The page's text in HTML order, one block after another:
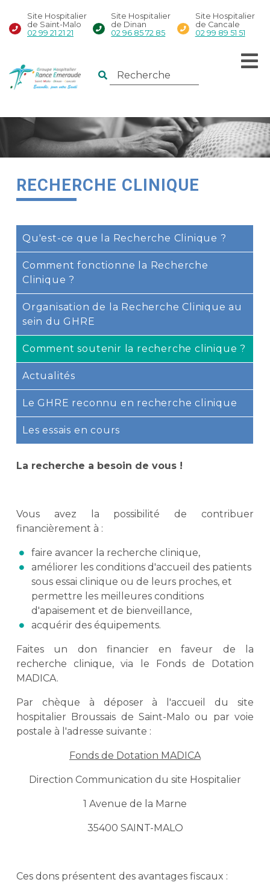
Site Hospitalier
de Saint-Malo
02 99 21 21 21
Site Hospitalier
de Dinan
02 96 85 72 85
Site Hospitalier
de Cancale
02 99 89 51 51
RECHERCHE CLINIQUE
Qu'est-ce que la Recherche Clinique ?
Comment fonctionne la Recherche
Clinique ?
Organisation de la Recherche Clinique au
sein du GHRE
Comment soutenir la recherche clinique ?
Actualités
Le GHRE reconnu en recherche clinique
Les essais en cours
La recherche a besoin de vous !
Vous avez la possibilité de contribuer
financièrement à :
faire avancer la recherche clinique,
améliorer les conditions d'accueil des patients
sous essai clinique ou de leurs proches, et
permettre les meilleures conditions
d'apaisement et de bienveillance,
acquérir des équipements.
Faites un don financier en faveur de la
recherche clinique, via le Fonds de Dotation
MADICA.
Par chèque à déposer à l'accueil du site
hospitalier Broussais de Saint-Malo ou par voie
postale à l'adresse suivante :
Fonds de Dotation MADICA
Direction Communication du site Hospitalier
1 Avenue de la Marne
35400 SAINT-MALO
Ces dons présentent des avantages fiscaux :